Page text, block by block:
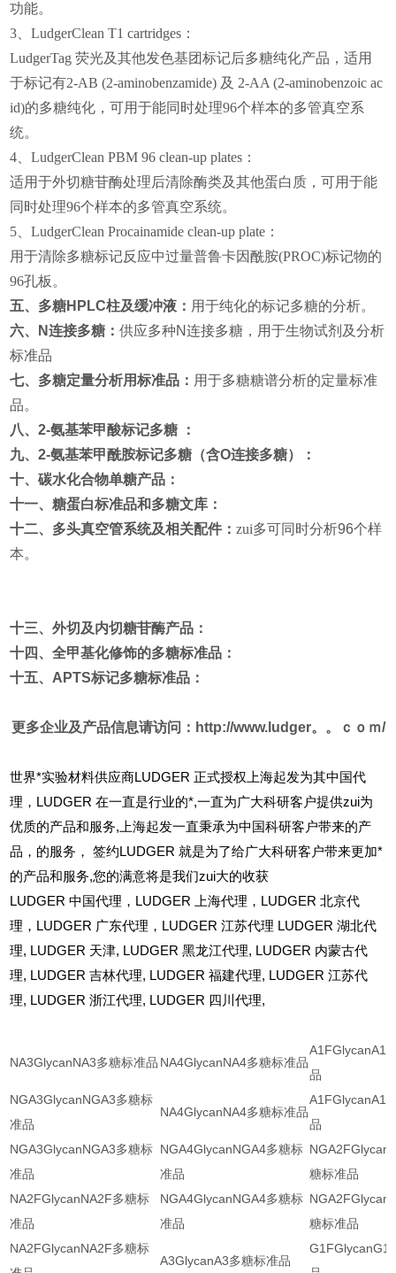
功能。
3 、LudgerClean T1 cartridges ：
LudgerTag荧光及其他发色基团标记后多糖纯化产品，适用
于标记有2-AB (2-aminobenzamide) 及 2-AA (2-aminobenzoic ac
id)的多糖纯化，可用于能同时处理96个样本的多管真空系
统。
4 、LudgerClean PBM 96 clean-up plates ：
适用于外切糖苷酶处理后清除酶类及其他蛋白质，可用于能
同时处理96个样本的多管真空系统。
5 、LudgerClean Procainamide clean-up plate ：
用于清除多糖标记反应中过量普鲁卡因酰胺(PROC)标记物的
96孔板。
五、多糖HPLC柱及缓冲液： 用于纯化的标记多糖的分析。
六、
N连接多糖：供应多种N连接多糖，用于生物试剂及分析
标准品
七、多糖定量分析用标准品： 用于多糖糖谱分析的定量标准
品。
八、2-氨基苯甲酸标记多糖
：
九、2-氨基苯甲酰胺标记多糖（含O连接多糖）：
十、碳水化合物单糖产品：
十一、糖蛋白标准品和多糖文库：
十二、多头真空管系统及相关配件：zui多可同时分析96个样
本。
十三、外切及内切糖苷酶产品：
十四、全甲基化修饰的多糖标准品：
十五、 APTS标记多糖标准品：
更多企业及产品信息请访问： http://www.ludger。。ｃｏｍ/
世界*实验材料供应商LUDGER 正式授权上海起发为其中国代
理，LUDGER 在一直是行业的*,一直为广大科研客户提供zui为
优质的产品和服务,上海起发一直秉承为中国科研客户带来的产
品，的服务，
签约LUDGER 就是为了给广大科研客户带来更加*
的产品和服务,您的满意将是我们zui大的收获
LUDGER中国代理，LUDGER 上海代理，LUDGER 北京代
理，LUDGER 广东代理，LUDGER 江苏代理 LUDGER 湖北代
理, LUDGER 天津, LUDGER黑龙江代理, LUDGER 内蒙古代
理, LUDGER吉林代理, LUDGER福建代理, LUDGER江苏代
理, LUDGER浙江代理, LUDGER 四川代理,
NA3GlycanNA3多糖标准品 NA4GlycanNA4多糖标准品
品
NGA3GlycanNGA3多糖标
准品
NA4GlycanNA4多糖标准品
品
NGA3GlycanNGA3多糖标
准品
NGA4GlycanNGA4多糖标
准品
糖标准品
NA2FGlycanNA2F多糖标
准品
NGA4GlycanNGA4多糖标
准品
糖标准品
NA2FGlycanNA2F多糖标
A3GlycanA3多糖标准品